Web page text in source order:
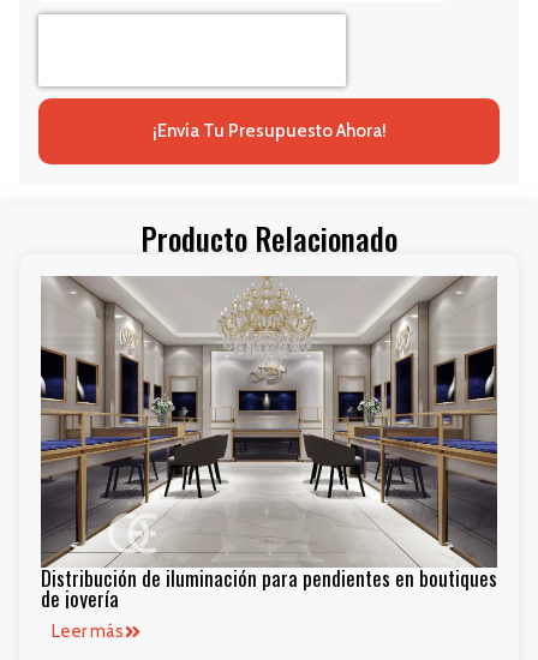
¡Envía Tu Presupuesto Ahora!
Producto Relacionado
Distribución de iluminación para pendientes en boutiques
de joyería
Leer más